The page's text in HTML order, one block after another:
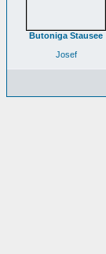
Butoniga Stausee
Josef